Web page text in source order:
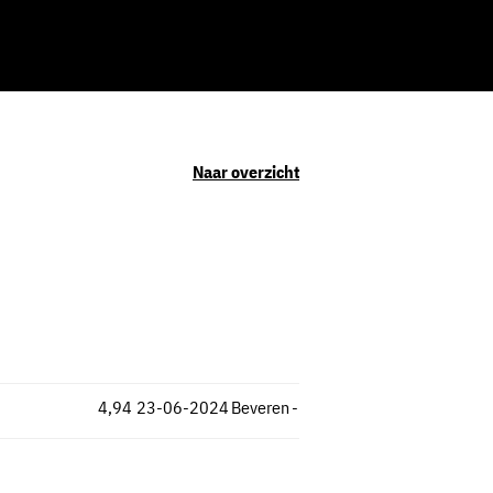
Naar overzicht
Beveren
4,94 -
23-06-2024